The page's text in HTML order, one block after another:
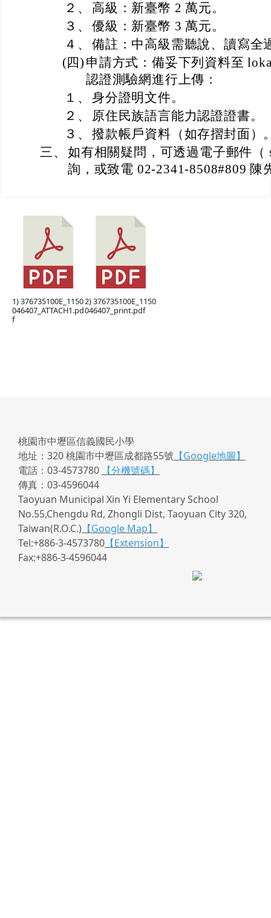
２、
高級：新臺幣 2 萬元。
３、 優級：新臺幣 3 萬元。
４、 備註：中高級需聽說、讀寫全
(四) 申請方式：備妥下列資料至
認證測驗網進行上傳：
１、 身分證明文件。
２、
原住民族語言能力認證證書。
３、 撥款帳戶資料（如存摺封面）
三、 如有相關疑問，可透過電子郵件
詢，或致電 02-2341-8508#809 陳
1) 376735100E_1150
046407_ATTACH1.pd
f
2) 376735100E_1150
046407_print.pdf
桃園市中壢區信義國民小學
地址：320 桃園市中壢區成都路55號 【Google地圖】
電話：03-4573780
【分機號碼】
傳真：03-4596044
Taoyuan Municipal Xin Yi Elementary School
No.55,Chengdu Rd, Zhongli Dist, Taoyuan City 320,
Taiwan(R.O.C.) 【Google Map】
Tel:+886-3-4573780 【Extension】
Fax:+886-3-4596044